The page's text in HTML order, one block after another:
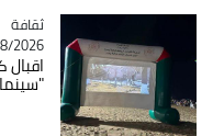
Catégorie
ثقافة
2026 - 19:00
اقبال